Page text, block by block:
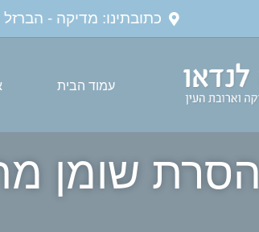
כתובתינו: מדיקה - הברזל 28, רמת החייל 053-9442985
עמוד הבית
הסרת שומן